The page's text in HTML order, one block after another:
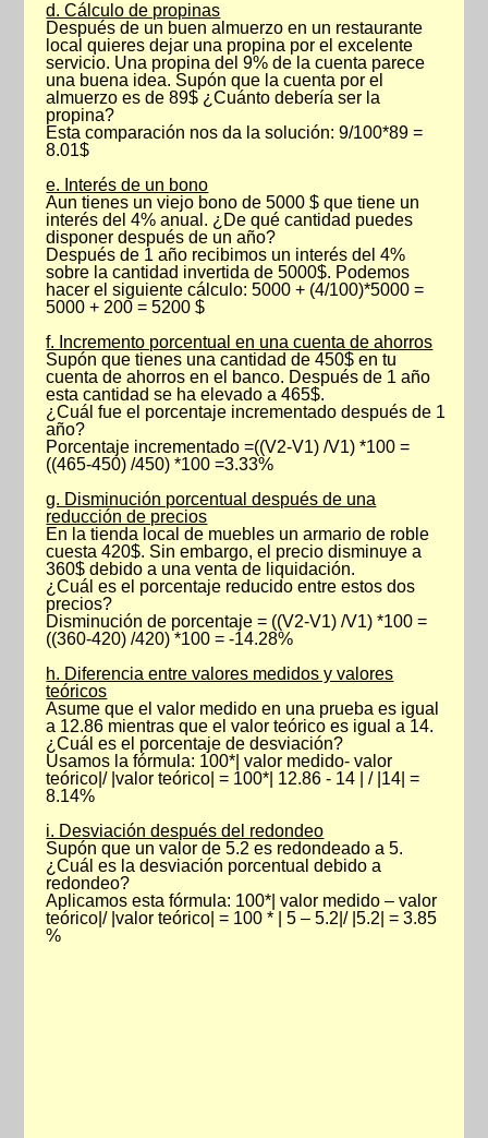
d. Cálculo de propinas
Después de un buen almuerzo en un restaurante
local quieres dejar una propina por el excelente
servicio. Una propina del 9% de la cuenta parece
una buena idea. Supón que la cuenta por el
almuerzo es de 89$ ¿Cuánto debería ser la
propina?
Esta comparación nos da la solución: 9/100*89 =
8.01$
e. Interés de un bono
Aun tienes un viejo bono de 5000 $ que tiene un
interés del 4% anual. ¿De qué cantidad puedes
disponer después de un año?
Después de 1 año recibimos un interés del 4%
sobre la cantidad invertida de 5000$. Podemos
hacer el siguiente cálculo: 5000 + (4/100)*5000 =
5000 + 200 = 5200 $
f. Incremento porcentual en una cuenta de ahorros
Supón que tienes una cantidad de 450$ en tu
cuenta de ahorros en el banco. Después de 1 año
esta cantidad se ha elevado a 465$.
¿Cuál fue el porcentaje incrementado después de 1
año?
Porcentaje incrementado =((V2-V1) /V1) *100 =
((465-450) /450) *100 =3.33%
g. Disminución porcentual después de una
reducción de precios
En la tienda local de muebles un armario de roble
cuesta 420$. Sin embargo, el precio disminuye a
360$ debido a una venta de liquidación.
¿Cuál es el porcentaje reducido entre estos dos
precios?
Disminución de porcentaje = ((V2-V1) /V1) *100 =
((360-420) /420) *100 = -14.28%
h. Diferencia entre valores medidos y valores
teóricos
Asume que el valor medido en una prueba es igual
a 12.86 mientras que el valor teórico es igual a 14.
¿Cuál es el porcentaje de desviación?
Usamos la fórmula: 100*| valor medido- valor
teórico|/ |valor teórico| = 100*| 12.86 - 14 | / |14| =
8.14%
i. Desviación después del redondeo
Supón que un valor de 5.2 es redondeado a 5.
¿Cuál es la desviación porcentual debido a
redondeo?
Aplicamos esta fórmula: 100*| valor medido – valor
teórico|/ |valor teórico| = 100 * | 5 – 5.2|/ |5.2| = 3.85
%